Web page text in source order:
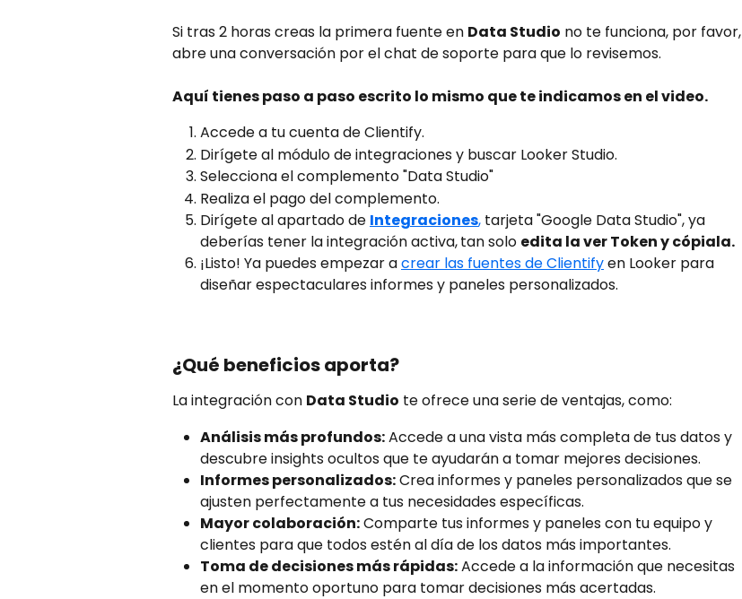
Si tras 2 horas creas la primera fuente en Data Studio no te funciona, por favor,
abre una conversación por el chat de soporte para que lo revisemos.
Aquí tienes paso a paso escrito lo mismo que te indicamos en el video.
Accede a tu cuenta de Clientify.
Dirígete al módulo de integraciones y buscar Looker Studio.
Selecciona el complemento "Data Studio"
Realiza el pago del complemento.
Dirígete al apartado de Integraciones, tarjeta "Google Data Studio", ya
deberías tener la integración activa,tan solo edita la ver Token y cópiala.
¡Listo! Ya puedes empezar a crear las fuentes de Clientify en Looker para
diseñar espectaculares informes y paneles personalizados.
¿Qué beneficios aporta?
La integración con Data Studio te ofrece una serie de ventajas, como:
Análisis más profundos: Accede a una vista más completa de tus datos y
descubre insights ocultos que te ayudarán a tomar mejores decisiones.
Informes personalizados: Crea informes y paneles personalizados que se
ajusten perfectamente a tus necesidades específicas.
Mayor colaboración: Comparte tus informes y paneles con tu equipo y
clientes para que todos estén al día de los datos más importantes.
Toma de decisiones más rápidas: Accede a la información que necesitas
en el momento oportuno para tomar decisiones más acertadas.